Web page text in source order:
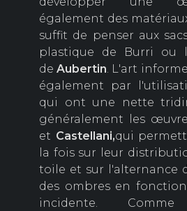
également des
suffit de penser aux
plastique de Burri ou
deAubertin. L'art
également par
qui ont une nette
généralement les
et Castellani,qui
la fois sur leur
toile et sur l'alternance
des ombres en
incidente. Comme